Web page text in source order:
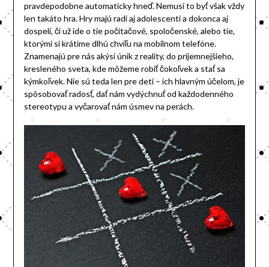
pravdepodobne automaticky hneď. Nemusí to byť však vždy
len takáto hra. Hry majú radi aj adolescenti a dokonca aj
dospelí, či už ide o tie počítačové, spoločenské, alebo tie,
ktorými si krátime dlhú chvíľu na mobilnom telefóne.
Znamenajú pre nás akýsi únik z reality, do príjemnejšieho,
kresleného sveta, kde môžeme robiť čokoľvek a stať sa
kýmkoľvek. Nie sú teda len pre deti – ich hlavným účelom, je
spôsobovať radosť, dať nám vydýchnuť od každodenného
stereotypu a vyčarovať nám úsmev na perách.